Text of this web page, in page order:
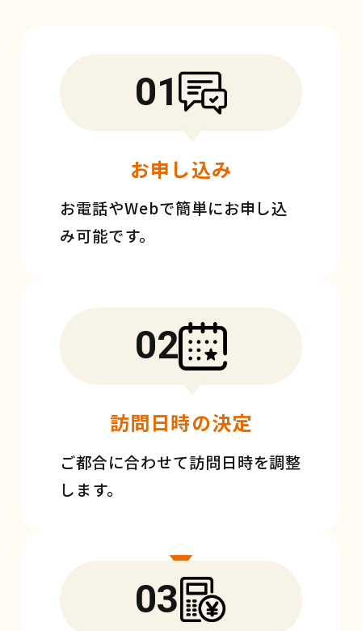
01
お申し込み
お電話やWebで簡単にお申し込
み可能です。
02
訪問日時の決定
ご都合に合わせて訪問日時を調整
します。
03